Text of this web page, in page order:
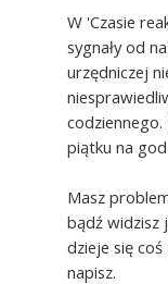
W 'Czasie
sygnały od
urzędniczej
codziennego.
piątku na
Masz
bądź widzisz
dzieje się
napisz.